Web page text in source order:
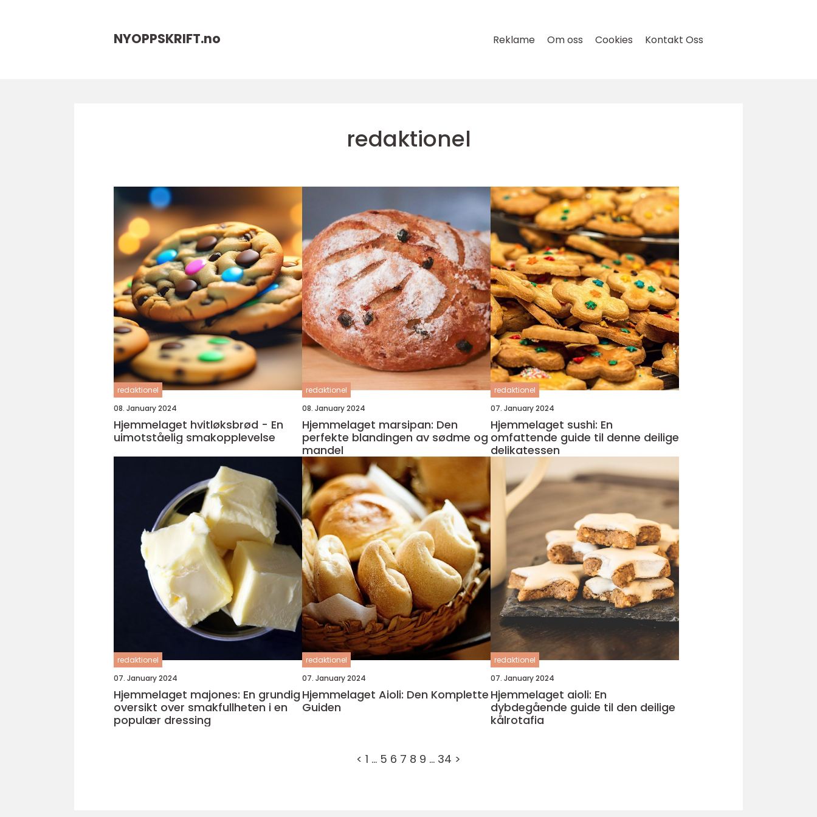
NYOPPSKRIFT.no Reklame Om oss Cookies Kontakt Oss
redaktionel
redaktionel
08. January 2024
Hjemmelaget hvitløksbrød - En
uimotståelig smakopplevelse
redaktionel
08. January 2024
Hjemmelaget marsipan: Den
perfekte blandingen av sødme og
mandel
redaktionel
07. January 2024
Hjemmelaget sushi: En
omfattende guide til denne deilige
delikatessen
redaktionel
07. January 2024
Hjemmelaget majones: En grundig
oversikt over smakfullheten i en
populær dressing
redaktionel
07. January 2024
Hjemmelaget Aioli: Den Komplette
Guiden
redaktionel
07. January 2024
Hjemmelaget aioli: En
dybdegående guide til den deilige
kålrotafia
< 1 … 5 6 7 8 9 … 34 >